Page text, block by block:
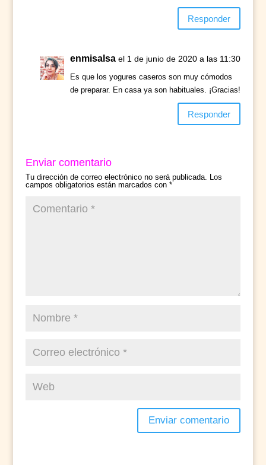
Responder
enmisalsa el 1 de junio de 2020 a las 11:30
Es que los yogures caseros son muy cómodos
de preparar. En casa ya son habituales. ¡Gracias!
Responder
Enviar comentario
Tu dirección de correo electrónico no será publicada. Los
campos obligatorios están marcados con *